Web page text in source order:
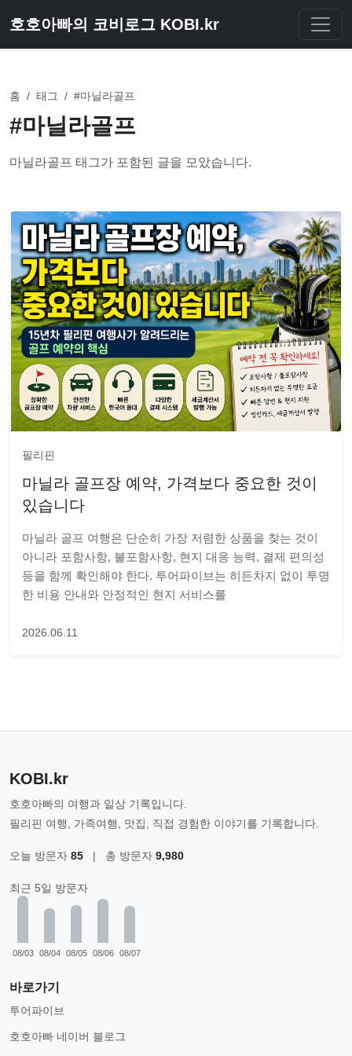
호호아빠의 코비로그 KOBI.kr
홈 / 태그 / #마닐라골프
#마닐라골프
마닐라골프 태그가 포함된 글을 모았습니다.
필리핀
마닐라 골프장 예약, 가격보다 중요한 것이
있습니다
마닐라 골프 여행은 단순히 가장 저렴한 상품을 찾는 것이
아니라 포함사항, 불포함사항, 현지 대응 능력, 결제 편의성
등을 함께 확인해야 한다. 투어파이브는 히든차지 없이 투명
한 비용 안내와 안정적인 현지 서비스를
2026.06.11
KOBI.kr
호호아빠의 여행과 일상 기록입니다.
필리핀 여행, 가족여행, 맛집, 직접 경험한 이야기를 기록합니다.
오늘 방문자 85 | 총 방문자 9,980
최근 5일 방문자
08/03 08/04 08/05 08/06 08/07
바로가기
투어파이브
호호아빠 네이버 블로그